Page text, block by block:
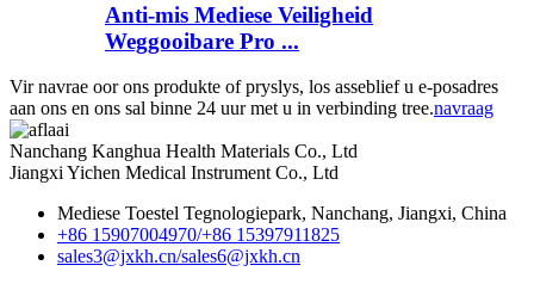
Anti-mis Mediese Veiligheid
Weggooibare Pro ...
Vir navrae oor ons produkte of pryslys, los asseblief u e-posadres
aan ons en ons sal binne 24 uur met u in verbinding tree.navraag
Nanchang Kanghua Health Materials Co., Ltd
Jiangxi Yichen Medical Instrument Co., Ltd
Mediese Toestel Tegnologiepark, Nanchang, Jiangxi, China
+86 15907004970/+86 15397911825
sales3@jxkh.cn/sales6@jxkh.cn